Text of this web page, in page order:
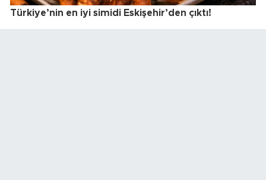
Türkiye’nin en iyi simidi Eskişehir’den çıktı!